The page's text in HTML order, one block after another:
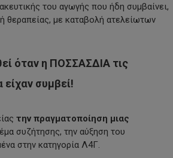
του αγωγής που ήδη συμβαίνει,
θεραπείας, με καταβολή ατελείωτων
όταν η ΠΟΣΣΑΣΔΙΑ τις
συμβεί!
την πραγματοποίηση μιας
συζήτησης, την αύξηση του
στην κατηγορία Λ4Γ.